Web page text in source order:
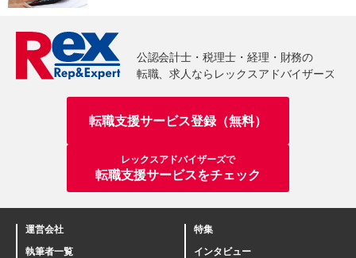
転職支援サービス登録（無料）
レックスアドバイザーズで
転職支援サービスをチェック
運営会社
執筆者一覧
特集
インタビュー